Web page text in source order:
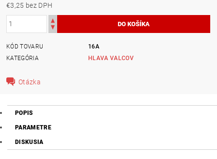
€3,25 bez DPH
KÓD TOVARU
16A
KATEGÓRIA
HLAVA VALCOV
Otázka
POPIS
PARAMETRE
DISKUSIA